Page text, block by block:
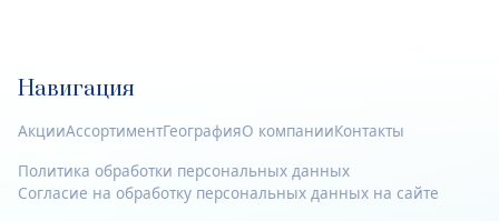
Навигация
АкцииАссортиментГеографияО компанииКонтакты
Политика обработки персональных данных
Согласие на обработку персональных данных на сайте